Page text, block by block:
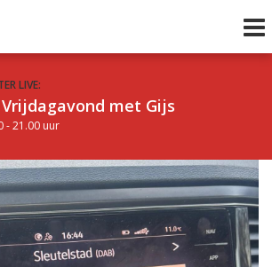
LIVE:
Vrijdagavond met Gijs
- 21.00 uur
uur 1 van 0 Volgend uur